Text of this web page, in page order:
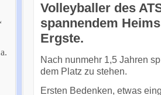
Volleyballer des
spannendem
Ergste.
Nach nunmehr 1,5 Jahren
dem Platz zu stehen.
Ersten Bedenken, etwas